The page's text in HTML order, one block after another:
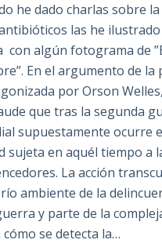
he dado charlas sobre
las he
con algún fotograma de
En el argumento de la
por Orson
que tras la segunda
supuestamente ocurre
sujeta en aquél tiempo a
La acción
ambiente de la
y parte de la
se detecta la…